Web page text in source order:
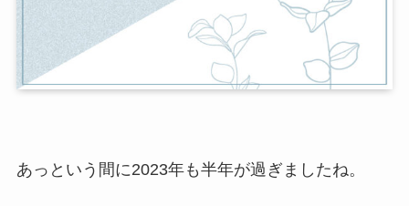
あっという間に2023年も半年が過ぎましたね。